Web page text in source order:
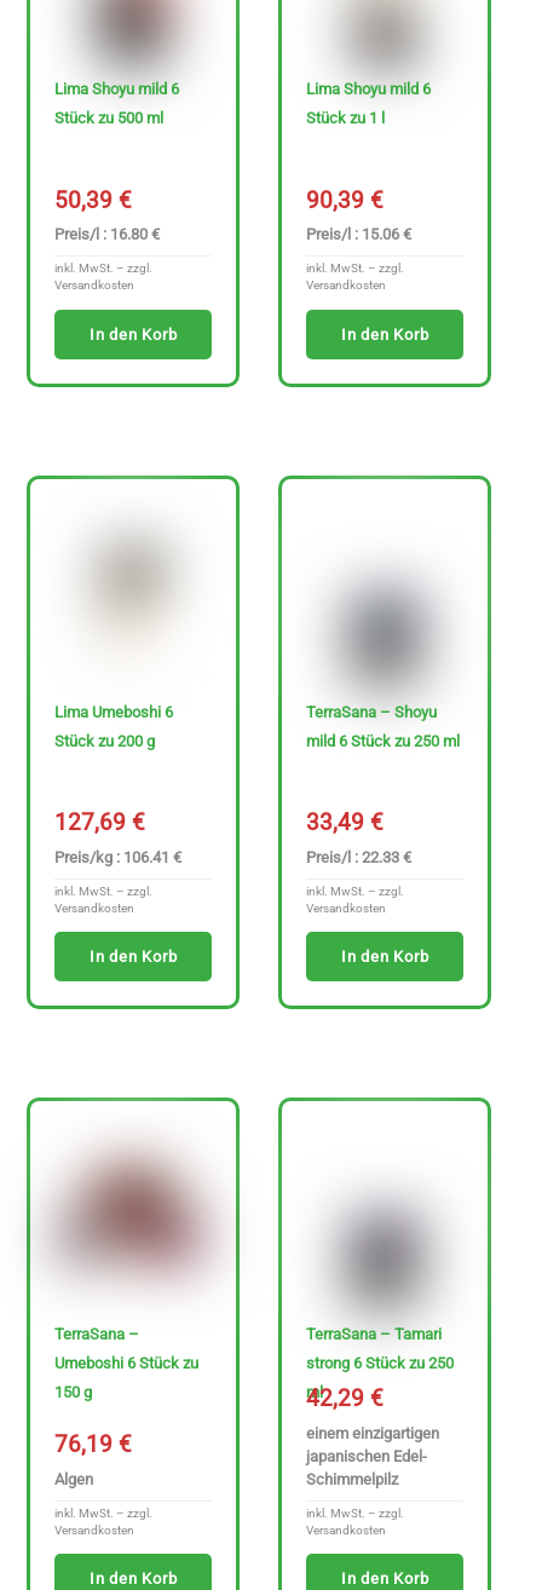
Lima Shoyu mild 6
Stück zu 500 ml
50,39€
Preis/l : 16.80 €
inkl. MwSt. – zzgl.
Versandkosten
In den Korb
Lima Shoyu mild 6
Stück zu 1 l
90,39€
Preis/l : 15.06 €
inkl. MwSt. – zzgl.
Versandkosten
In den Korb
Lima Umeboshi 6
Stück zu 200 g
127,69€
Preis/kg : 106.41 €
inkl. MwSt. – zzgl.
Versandkosten
In den Korb
TerraSana – Shoyu
mild 6 Stück zu 250 ml
33,49€
Preis/l : 22.33 €
inkl. MwSt. – zzgl.
Versandkosten
In den Korb
TerraSana –
Umeboshi 6 Stück zu
150 g
76,19€
Algen
inkl. MwSt. – zzgl.
Versandkosten
In den Korb
TerraSana – Tamari
strong 6 Stück zu 250
ml
42,29€
einem einzigartigen
japanischen Edel-
Schimmelpilz
inkl. MwSt. – zzgl.
Versandkosten
In den Korb